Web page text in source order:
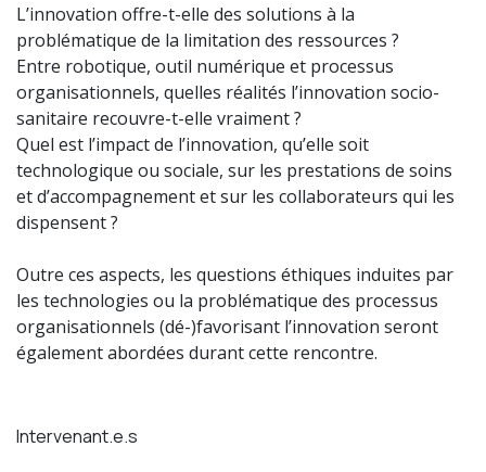
L’innovation offre-t-elle des solutions à la
problématique de la limitation des ressources ?
Entre robotique, outil numérique et processus
organisationnels, quelles réalités l’innovation socio-
sanitaire recouvre-t-elle vraiment ?
Quel est l’impact de l’innovation, qu’elle soit
technologique ou sociale, sur les prestations de soins
et d’accompagnement et sur les collaborateurs qui les
dispensent ?
Outre ces aspects, les questions éthiques induites par
les technologies ou la problématique des processus
organisationnels (dé-)favorisant l’innovation seront
également abordées durant cette rencontre.
Intervenant.e.s